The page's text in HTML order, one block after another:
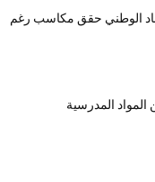
الوطني حقق مكاسب رغم